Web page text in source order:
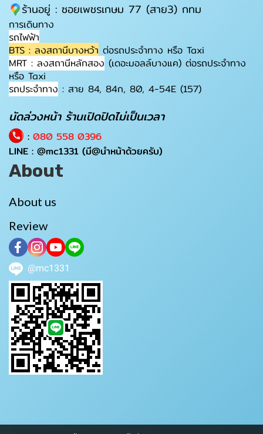
ร้านอยู่ : ซอยเพชรเกษม 77 (สาย3) กทม
การเดินทาง
รถไฟฟ้า
BTS : ลงสถานีบางหว้า ต่อรถประจำทาง หรือ Taxi
MRT : ลงสถานีหลักสอง (เดอะมอลล์บางแค) ต่อรถประจำทาง
หรือ Taxi
รถประจำทาง : สาย 84, 84ก, 80, 4-54E (157)
นัดล่วงหน้า ร้านเปิดปิดไม่เป็นเวลา
: 080 558 0396
LINE : @mc1331 (มี@นำหน้าด้วยครับ)
About
About us
Review
@mc1331